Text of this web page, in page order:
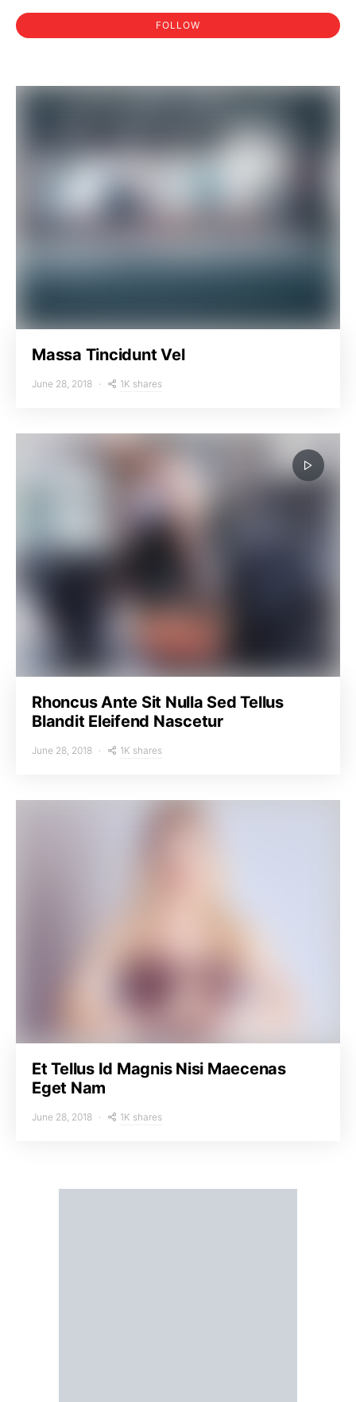
FOLLOW
Massa Tincidunt Vel
June 28, 2018 1K shares
Rhoncus Ante Sit Nulla Sed Tellus
Blandit Eleifend Nascetur
June 28, 2018 1K shares
Et Tellus Id Magnis Nisi Maecenas
Eget Nam
June 28, 2018 1K shares